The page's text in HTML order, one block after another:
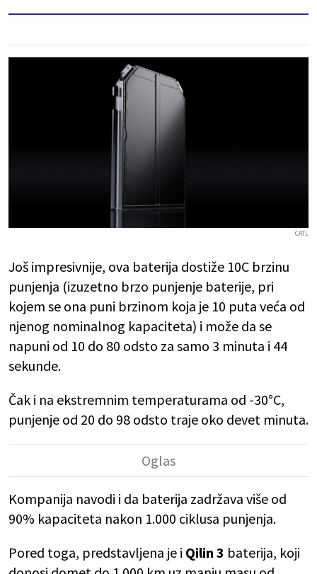
CATL
Još impresivnije, ova baterija dostiže 10C brzinu
punjenja (izuzetno brzo punjenje baterije, pri
kojem se ona puni brzinom koja je 10 puta veća od
njenog nominalnog kapaciteta) i može da se
napuni od 10 do 80 odsto za samo 3 minuta i 44
sekunde.
Čak i na ekstremnim temperaturama od -30°C,
punjenje od 20 do 98 odsto traje oko devet minuta.
Kompanija navodi i da baterija zadržava više od
90% kapaciteta nakon 1.000 ciklusa punjenja.
Pored toga, predstavljena je i Qilin 3 baterija, koji